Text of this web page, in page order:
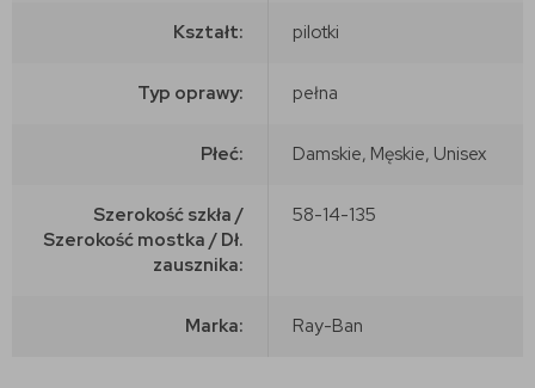
Kształt: pilotki
Typ oprawy: pełna
Płeć: Damskie, Męskie, Unisex
Szerokość szkła /
Szerokość mostka / Dł.
zausznika:
58-14-135
Marka: Ray-Ban